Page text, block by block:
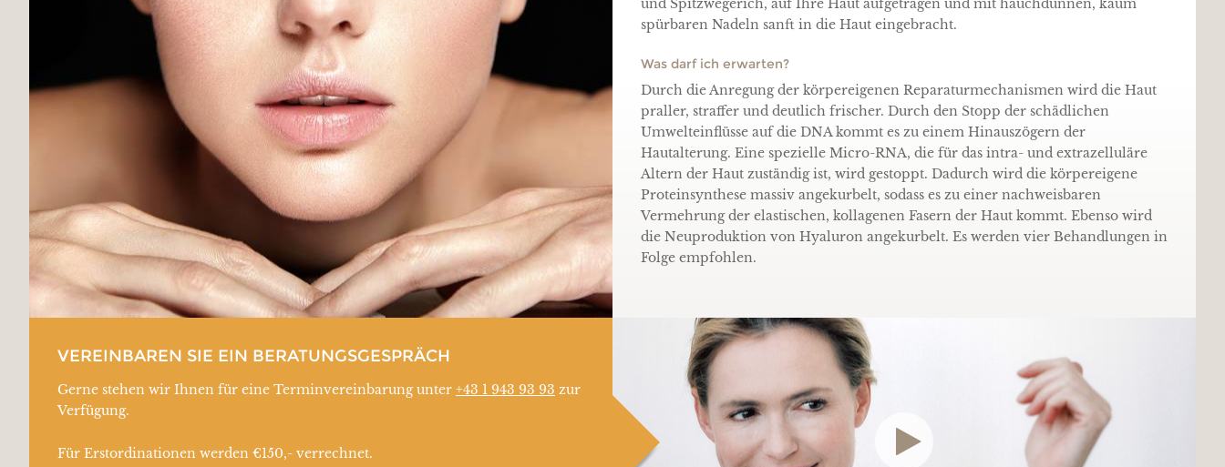
und Spitzwegerich, auf Ihre Haut aufgetragen und mit hauchdünnen, kaum
spürbaren Nadeln sanft in die Haut eingebracht.
Was darf ich erwarten?
Durch die Anregung der körpereigenen Reparaturmechanismen wird die Haut
praller, straffer und deutlich frischer. Durch den Stopp der schädlichen
Umwelteinflüsse auf die DNA kommt es zu einem Hinauszögern der
Hautalterung. Eine spezielle Micro-RNA, die für das intra- und extrazelluläre
Altern der Haut zuständig ist, wird gestoppt. Dadurch wird die körpereigene
Proteinsynthese massiv angekurbelt, sodass es zu einer nachweisbaren
Vermehrung der elastischen, kollagenen Fasern der Haut kommt. Ebenso wird
die Neuproduktion von Hyaluron angekurbelt. Es werden vier Behandlungen in
Folge empfohlen.
VEREINBAREN SIE EIN BERATUNGSGESPRÄCH
Gerne stehen wir Ihnen für eine Terminvereinbarung unter +43 1 943 93 93 zur
Verfügung.
Für Erstordinationen werden €150,- verrechnet.